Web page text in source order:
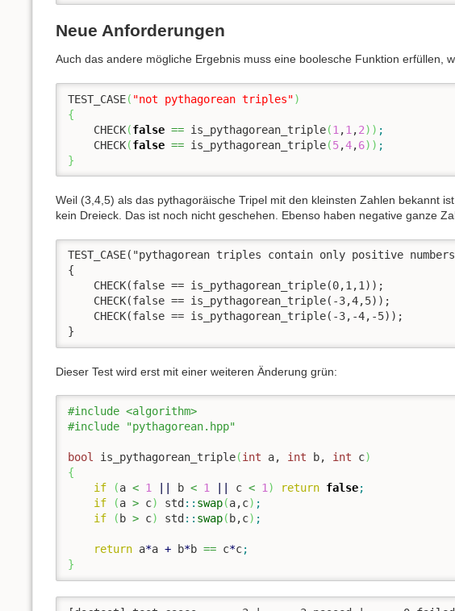
Neue Anforderungen
Auch das andere mögliche Ergebnis muss eine boolesche Funktion erfüllen,
TEST_CASE( "not pythagorean triples")
{
    CHECK
(false == is_pythagorean_triple(1 ,1 ,2) ) ;
    CHECK
(false == is_pythagorean_triple(5,4,6) ) ;
}
Weil (3,4,5) als das pythagoräische Tripel mit den kleinsten Zahlen bekannt
kein Dreieck. Das ist noch nicht geschehen. Ebenso haben negative ganze
TEST_CASE("pythagorean triples contain only positive
{
    CHECK(false == is_pythagorean_triple(0,1,1));
    CHECK(false == is_pythagorean_triple(-3,4,5));
    CHECK(false == is_pythagorean_triple(-3,-4,-5));
}
Dieser Test wird erst mit einer weiteren Änderung grün:
#include <algorithm>
#include "pythagorean.hpp"
bool is_pythagorean_triple(int a, int b, int c)
{
if
(a < 1 b < 1 c < 1 ) return false;
if
(a > c) std :: swap(a,c) ;
if
( b > c) std :: swap( b,c) ;
return a*a + b*b == c*c;
}